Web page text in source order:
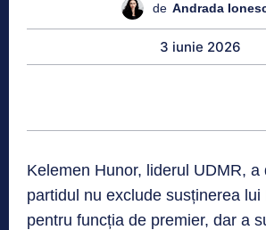
de Andrada
3 iunie 2026
Kelemen Hunor, liderul UDMR, a
partidul nu exclude susținerea lui
pentru funcția de premier, dar a